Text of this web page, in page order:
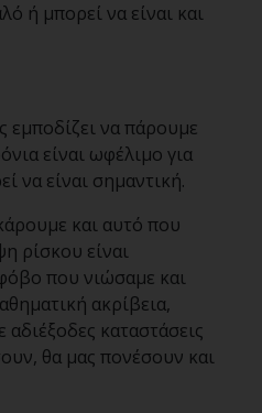
ή μπορεί να είναι και
να πάρουμε
είναι ωφέλιμο για
να είναι σημαντική.
και αυτό που
ρίσκου είναι
που νιώσαμε και
ακρίβεια,
καταστάσεις
θα μας πονέσουν και